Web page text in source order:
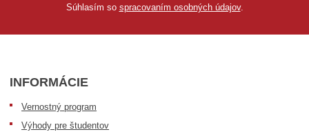
Súhlasím so spracovaním osobných údajov.
INFORMÁCIE
Vernostný program
Výhody pre študentov